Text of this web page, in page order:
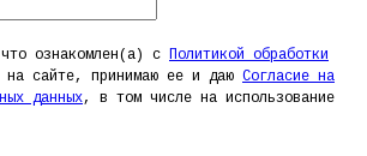
ознакомлен(а) с
Политикой обработки
на сайте, принимаю ее и даю Согласие на
данных, в том числе на использование